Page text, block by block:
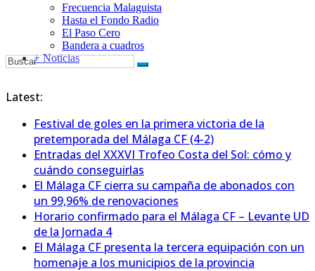
Frecuencia Malaguista
Hasta el Fondo Radio
El Paso Cero
Bandera a cuadros
+ Noticias
Latest:
Festival de goles en la primera victoria de la
pretemporada del Málaga CF (4-2)
Entradas del XXXVI Trofeo Costa del Sol: cómo y
cuándo conseguirlas
El Málaga CF cierra su campaña de abonados con
un 99,96% de renovaciones
Horario confirmado para el Málaga CF – Levante UD
de la Jornada 4
El Málaga CF presenta la tercera equipación con un
homenaje a los municipios de la provincia